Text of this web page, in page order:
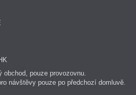
obchod, pouze provozovnu.
návštěvy pouze po předchozí domluvě.